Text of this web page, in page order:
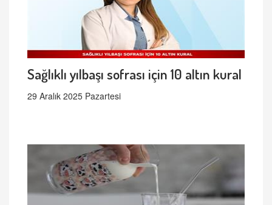
Sağlıklı yılbaşı sofrası için 10 altın kural
29 Aralık 2025 Pazartesi